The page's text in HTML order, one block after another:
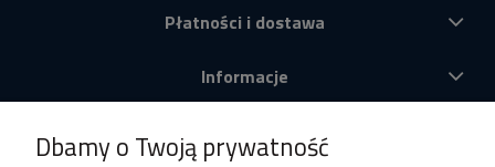
Płatności i dostawa
Informacje
Dbamy o Twoją prywatność